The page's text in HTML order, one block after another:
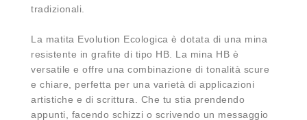
tradizionali.
La matita Evolution Ecologica è dotata di una mina
resistente in grafite di tipo HB. La mina HB è
versatile e offre una combinazione di tonalità scure
e chiare, perfetta per una varietà di applicazioni
artistiche e di scrittura. Che tu stia prendendo
appunti, facendo schizzi o scrivendo un messaggio